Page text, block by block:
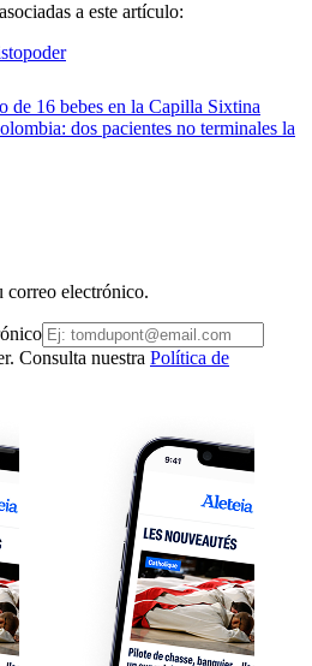
a este artículo:
poder
de 16 bebes en la Capilla Sixtina
dos pacientes no terminales la
correo electrónico.
Consulta nuestra Política de